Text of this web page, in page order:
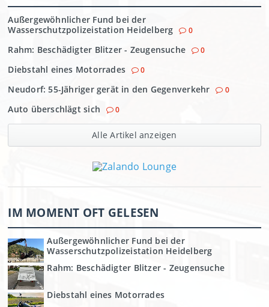
Außergewöhnlicher Fund bei der
Wasserschutzpolizeistation Heidelberg
0
Rahm: Beschädigter Blitzer - Zeugensuche 0
Diebstahl eines Motorrades 0
Neudorf: 55-Jähriger gerät in den Gegenverkehr 0
Auto überschlägt sich 0
Alle Artikel anzeigen
IM MOMENT OFT GELESEN
Außergewöhnlicher Fund bei der
Wasserschutzpolizeistation Heidelberg
Rahm: Beschädigter Blitzer - Zeugensuche
Diebstahl eines Motorrades